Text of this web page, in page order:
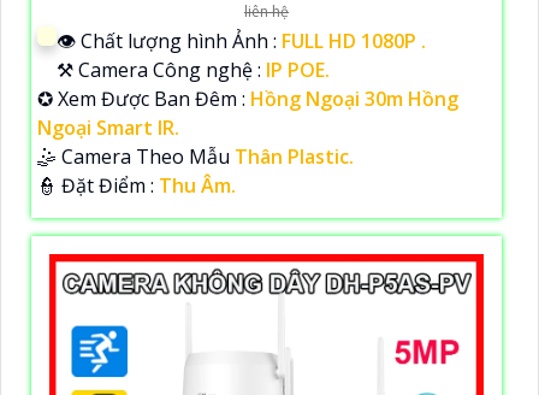
liên hệ
👁 Chất lượng hình Ảnh : FULL HD 1080P .
⚒ Camera Công nghệ : IP POE.
✪ Xem Được Ban Đêm : Hồng Ngoại 30m Hồng
Ngoại Smart IR.
🤹 Camera Theo Mẫu Thân Plastic.
️👮 Đặt Điểm : Thu Âm.